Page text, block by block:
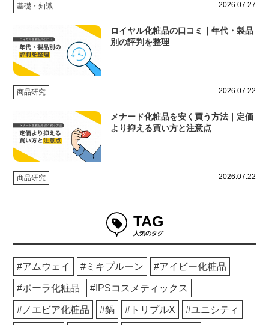
基礎・知識 2026.07.27
ロイヤル化粧品の口コミ｜年代・製品
別の評判を整理
商品研究 2026.07.22
メナード化粧品を安く買う方法｜定価
より抑える買い方と注意点
商品研究 2026.07.22
TAG
人気のタグ
アムウェイ ミキプルーン アイビー化粧品
ポーラ化粧品 IPSコスメティックス
ノエビア化粧品 鍋 トリプルX ユニシティ